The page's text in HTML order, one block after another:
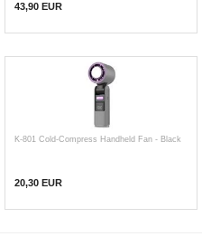
43,90 EUR
K-801 Cold-Compress Handheld Fan - Black
20,30 EUR